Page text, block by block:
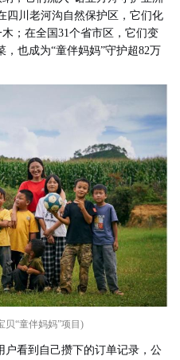
四川老河沟自然保护区，它们化
；在全国31个省市区，它们变
，也成为“童伴妈妈”守护超82万
贝“童伴妈妈”项目)
户看到自己攒下的订单记录，公